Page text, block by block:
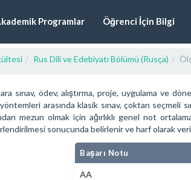
Programlar Öğrenci İçin Bilgi
Rus Dili ve Edebiyatı Bölümü (Rusça)
sınav, ödev, alıştırma, proje, uygulama ve
arasında klasik sınav, çoktan
mezun olmak için ağırlıklı genel not
sonucunda belirlenir ve harf olarak
Başarı Notu
AA